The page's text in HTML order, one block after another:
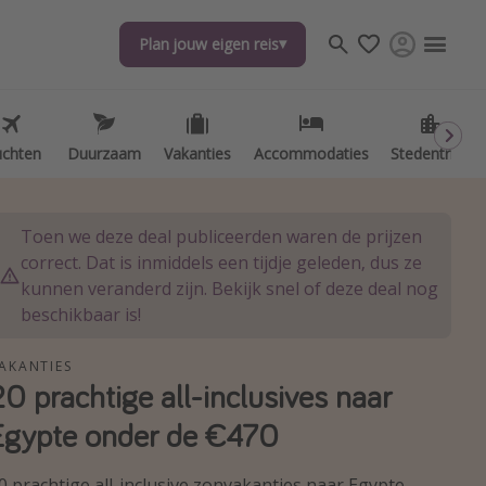
Plan jouw eigen reis
Duurzaam Vakanties Accommodaties Stedentrips
Plan jouw eigen reis
Duurzaam Vakanties Accommodaties Stedentrips
Toen we deze deal publiceerden waren de prijzen
correct. Dat is inmiddels een tijdje geleden, dus ze
kunnen veranderd zijn. Bekijk snel of deze deal nog
beschikbaar is!
prachtige all-inclusives naar
onder de €470